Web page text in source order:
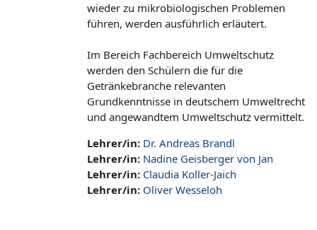
wieder zu mikrobiologischen Problemen
führen, werden ausführlich erläutert.
Im Bereich Fachbereich Umweltschutz
werden den Schülern die für die
Getränkebranche relevanten
Grundkenntnisse in deutschem Umweltrecht
und angewandtem Umweltschutz vermittelt.
Lehrer/in: Dr. Andreas Brandl
Lehrer/in: Nadine Geisberger von Jan
Lehrer/in: Claudia Koller-Jaich
Lehrer/in: Oliver Wesseloh